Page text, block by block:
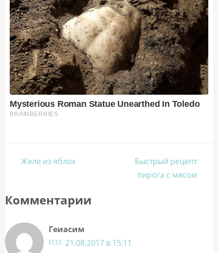
Навигация
Желе из яблок
Быстрый рецепт
пирога с мясом
Комментарии
Геиасим
21.08.2017 в 15:11